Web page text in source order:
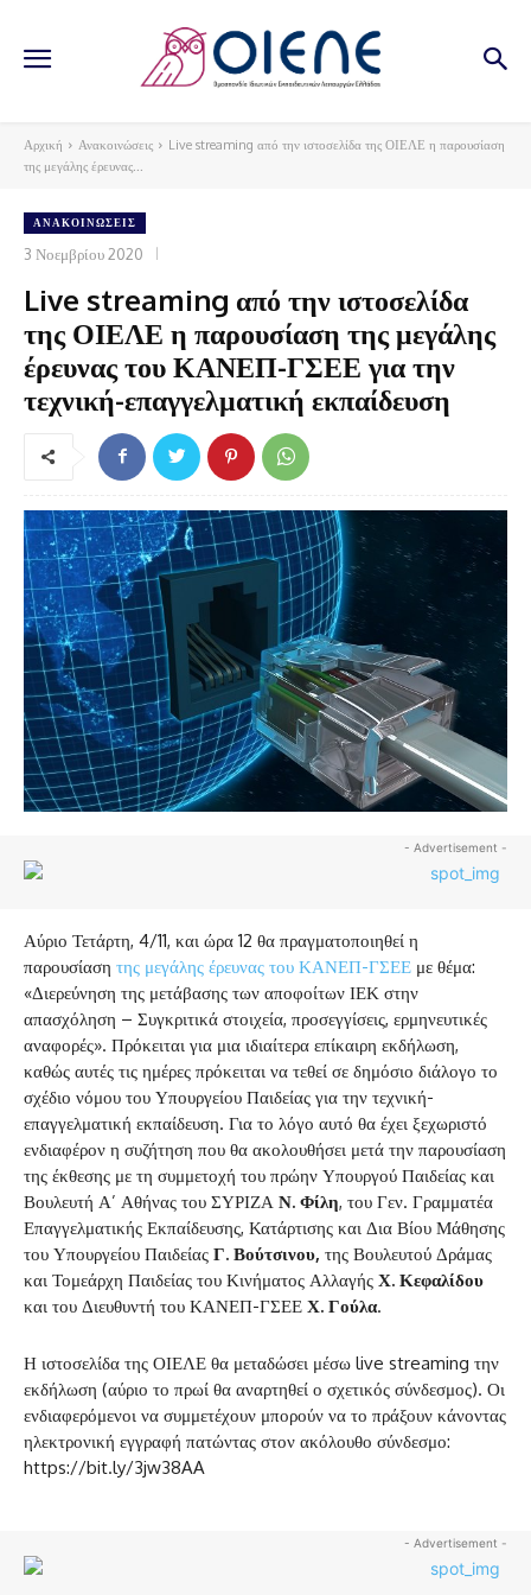
Αρχική Ανακοινώσεις
Live streaming από την ιστοσελίδα της ΟΙΕΛΕ η παρουσίαση
της μεγάλης έρευνας...
ΑΝΑΚΟΙΝΏΣΕΙΣ
3 Νοεμβρίου 2020
Live streaming από την ιστοσελίδα
της ΟΙΕΛΕ η παρουσίαση της μεγάλης
έρευνας του ΚΑΝΕΠ-ΓΣΕΕ για την
τεχνική-επαγγελματική εκπαίδευση
- Advertisement -
Αύριο Τετάρτη, 4/11, και ώρα 12 θα πραγματοποιηθεί η
παρουσίαση της μεγάλης έρευνας του ΚΑΝΕΠ-ΓΣΕΕ με θέμα:
«Διερεύνηση της μετάβασης των αποφοίτων ΙΕΚ στην
απασχόληση – Συγκριτικά στοιχεία, προσεγγίσεις, ερμηνευτικές
αναφορές». Πρόκειται για μια ιδιαίτερα επίκαιρη εκδήλωση,
καθώς αυτές τις ημέρες πρόκειται να τεθεί σε δημόσιο διάλογο το
σχέδιο νόμου του Υπουργείου Παιδείας για την τεχνική-
επαγγελματική εκπαίδευση. Για το λόγο αυτό θα έχει ξεχωριστό
ενδιαφέρον η συζήτηση που θα ακολουθήσει μετά την παρουσίαση
της έκθεσης με τη συμμετοχή του πρώην Υπουργού Παιδείας και
Βουλευτή Α’ Αθήνας του ΣΥΡΙΖΑ Ν. Φίλη, του Γεν. Γραμματέα
Επαγγελματικής Εκπαίδευσης, Κατάρτισης και Δια Βίου Μάθησης
του Υπουργείου Παιδείας Γ. Βούτσινου, της Βουλευτού Δράμας
και Τομεάρχη Παιδείας του Κινήματος Αλλαγής Χ. Κεφαλίδου
και του Διευθυντή του ΚΑΝΕΠ-ΓΣΕΕ Χ. Γούλα.
Η ιστοσελίδα της ΟΙΕΛΕ θα μεταδώσει μέσω live streaming την
εκδήλωση (αύριο το πρωί θα αναρτηθεί ο σχετικός σύνδεσμος). Οι
ενδιαφερόμενοι να συμμετέχουν μπορούν να το πράξουν κάνοντας
ηλεκτρονική εγγραφή πατώντας στον ακόλουθο σύνδεσμο:
https://bit.ly/3jw38AA
- Advertisement -